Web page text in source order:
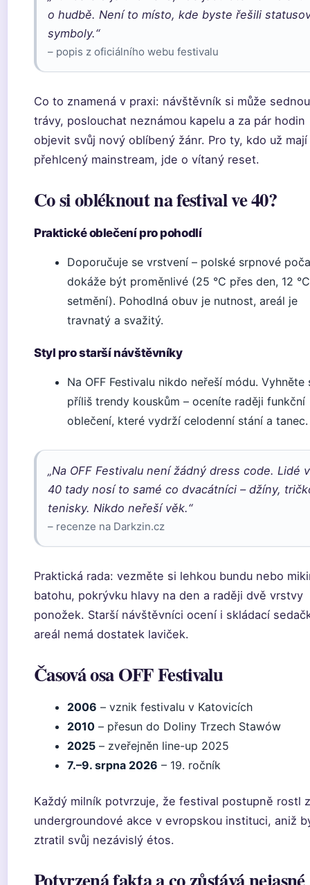
o hudbě. Není to místo, kde byste řešili
symboly.“
– popis z oficiálního webu festivalu
Co to znamená v praxi: návštěvník si může
trávy, poslouchat neznámou kapelu a za pár hodin
objevit svůj nový oblíbený žánr. Pro ty, kdo už mají
přehlcený mainstream, jde o vítaný reset.
Co si obléknout na festival ve 40?
Praktické oblečení pro pohodlí
Doporučuje se vrstvení – polské srpnové
dokáže být proměnlivé (25 °C přes den, 12
setmění). Pohodlná obuv je nutnost, areál je
travnatý a svažitý.
Styl pro starší návštěvníky
Na OFF Festivalu nikdo neřeší módu. Vyhněte
příliš trendy kouskům – oceníte raději funkční
oblečení, které vydrží celodenní stání a tanec.
„Na OFF Festivalu není žádný dress code. Lidé
40 tady nosí to samé co dvacátníci – džíny,
tenisky. Nikdo neřeší věk.“
– recenze na Darkzin.cz
Praktická rada: vezměte si lehkou bundu nebo
batohu, pokrývku hlavy na den a raději dvě vrstvy
ponožek. Starší návštěvníci ocení i skládací
areál nemá dostatek laviček.
Časová osa OFF Festivalu
2006 – vznik festivalu v Katovicích
2010 – přesun do Doliny Trzech Stawów
2025 – zveřejněn line-up 2025
7.–9. srpna 2026 – 19. ročník
Každý milník potvrzuje, že festival postupně rostl z
undergroundové akce v evropskou instituci, aniž
ztratil svůj nezávislý étos.